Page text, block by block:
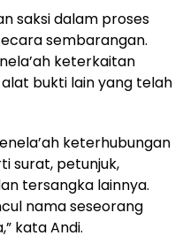
saksi dalam proses
sembarangan.
keterkaitan
bukti lain yang telah
keterhubungan
surat, petunjuk,
tersangka lainnya.
nama seseorang
kata Andi.